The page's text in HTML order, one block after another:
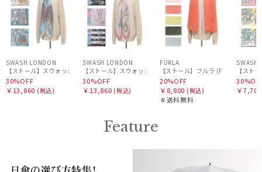
レディース メンズ キッズ
ブランド
マフラー・ストール・スカーフ
SWASH LONDON
【ストール】スウォッシュロンドン (SWASH LONDON) Filigree Menagerie 115*115 コッ
30%OFF
￥13,860 (税込)
SWASH LONDON
【ストール】スウォッシュロンドン (SWASH LONDON)
30%OFF
￥13,860 (税込)
FURLA
【ストール】フルラ (FURLA) 麻
20%OFF
￥8,800 (税込)
＃送料無料
SWASH
【スト
￥7,700
Feature